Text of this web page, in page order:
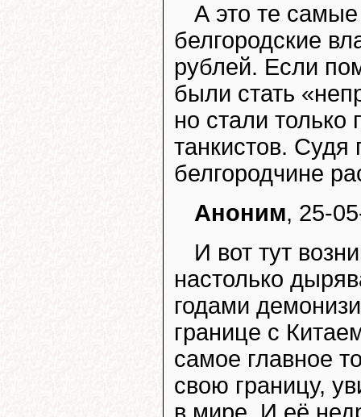
А это те
белгородские
рублей. Если
были стать
но стали только
танкистов. Судя
белгородчине
Аноним, 25-
И вот тут
настолько
годами
границе с
самое главное
свою границу,